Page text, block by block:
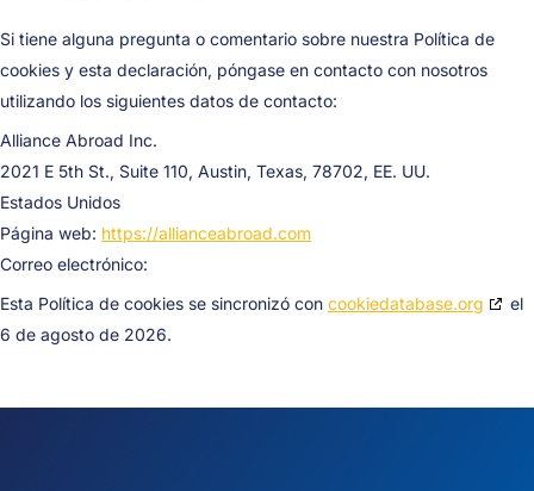
Si tiene alguna pregunta o comentario sobre nuestra Política de
cookies y esta declaración, póngase en contacto con nosotros
utilizando los siguientes datos de contacto:
Alliance Abroad Inc.
2021 E 5th St., Suite 110, Austin, Texas, 78702, EE. UU.
Estados Unidos
Página web: https://allianceabroad.com
Correo electrónico:
Esta Política de cookies se sincronizó con cookiedatabase.org
el
6 de agosto de 2026.